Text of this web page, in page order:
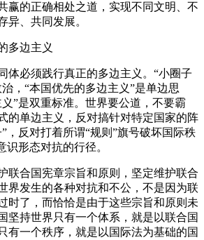
赢的正确相处之道，实现不同文明、不
异、共同发展。
边主义
必须践行真正的多边主义。“小圈子
，“本国优先的多边主义”是单边思
”是双重标准。世界要公道，不要霸
的单边主义，反对搞针对特定国家的阵
，反对打着所谓“规则”旗号破坏国际秩
识形态对抗的行径。
合国宪章宗旨和原则，坚定维护联合
界发生的各种对抗和不公，不是因为联
时了，而恰恰是由于这些宗旨和原则未
坚持世界只有一个体系，就是以联合国
有一个秩序，就是以国际法为基础的国